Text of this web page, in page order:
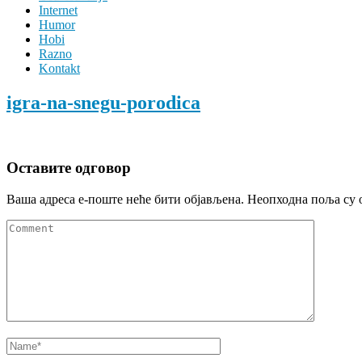
Internet
Humor
Hobi
Razno
Kontakt
igra-na-snegu-porodica
Оставите одговор
Ваша адреса е-поште неће бити објављена. Неопходна поља су
Comment
Name*